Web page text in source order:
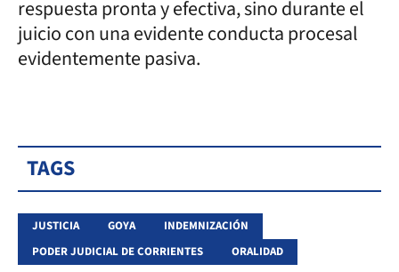
respuesta pronta y efectiva, sino durante el
juicio con una evidente conducta procesal
evidentemente pasiva.
TAGS
JUSTICIA GOYA
INDEMNIZACIÓN
PODER JUDICIAL DE CORRIENTES
ORALIDAD